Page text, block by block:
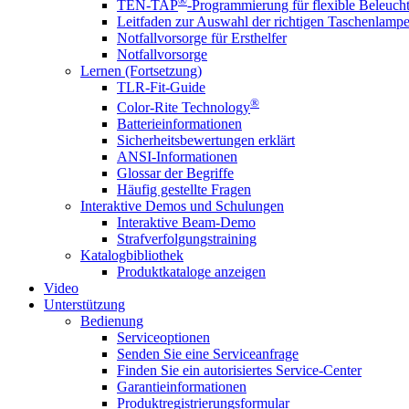
TEN-TAP -Programmierung für flexible
Leitfaden zur Auswahl der richtigen Taschenlampe
Notfallvorsorge für Ersthelfer
Notfallvorsorge
Lernen (Fortsetzung)
TLR-Fit-Guide
Color-Rite Technology®
Batterieinformationen
Sicherheitsbewertungen erklärt
ANSI-Informationen
Glossar der Begriffe
Häufig gestellte Fragen
Interaktive Demos und Schulungen
Interaktive Beam-Demo
Strafverfolgungstraining
Katalogbibliothek
Produktkataloge anzeigen
Video
Unterstützung
Bedienung
Serviceoptionen
Senden Sie eine Serviceanfrage
Finden Sie ein autorisiertes Service-Center
Garantieinformationen
Produktregistrierungsformular